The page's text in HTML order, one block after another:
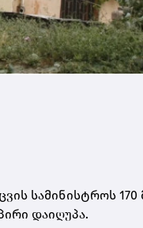
სამინისტროს 170
დაიღუპა.